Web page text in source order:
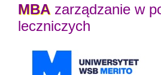
MBAzarządzanie w
leczniczych